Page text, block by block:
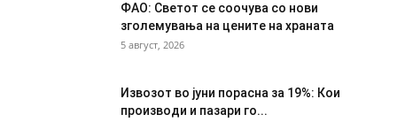
ФАО: Светот се соочува со нови
зголемувања на цените на храната
5 август, 2026
Извозот во јуни порасна за 19%: Кои
производи и пазари го...